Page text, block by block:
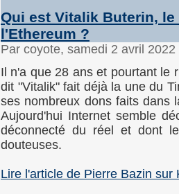
Qui est Vitalik Buterin, le
l'Ethereum ?
Par coyote, samedi 2 avril
Il n'a que 28 ans et pourtant le
dit "Vitalik" fait déjà la une du
ses nombreux dons faits
Aujourd'hui Internet semble
déconnecté du réel et dont
douteuses.
Lire l'article de Pierre Bazin sur